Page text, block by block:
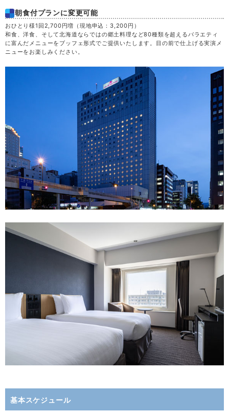
朝食付プランに変更可能
おひとり様1回2,700円増（現地申込：3,200円）
和食、洋食、そして北海道ならではの郷土料理など80種類を超えるバラエティ
に富んだメニューをブッフェ形式でご提供いたします。目の前で仕上げる実演メ
ニューをお楽しみください。
基本スケジュール